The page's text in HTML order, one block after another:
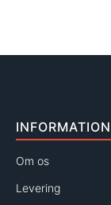
INFORMATION
Om os
Levering